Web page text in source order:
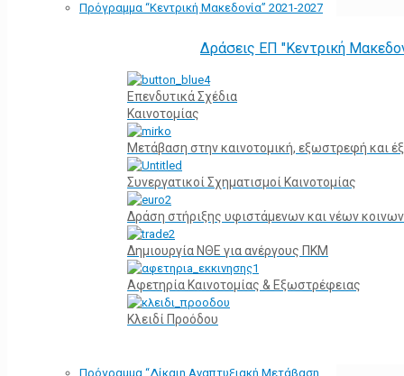
Πρόγραμμα “Κεντρική Μακεδονία” 2021-2027
Δράσεις ΕΠ "Κεντρική
Επενδυτικά Σχέδια
Καινοτομίας
Μετάβαση στην καινοτομική, εξωστρεφή και
Συνεργατικοί Σχηματισμοί Καινοτομίας
Δράση στήριξης υφιστάμενων και νέων
Δημιουργία ΝΘΕ για ανέργους ΠΚΜ
Αφετηρία Kαινοτομίας & Εξωστρέφειας
Κλειδί Προόδου
Πρόγραμμα “Δίκαιη Αναπτυξιακή Μετάβαση